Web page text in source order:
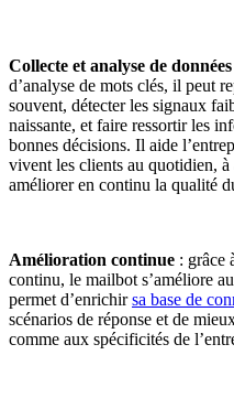
Collecte et analyse de données
d’analyse de mots clés, il peut
souvent, détecter les signaux
naissante, et faire ressortir les
bonnes décisions. Il aide
vivent les clients au quotidien,
améliorer en continu la qualité
Amélioration continue : grâce
continu, le mailbot s’améliore
permet d’enrichirsa base de
scénarios de réponse et de
comme aux spécificités de